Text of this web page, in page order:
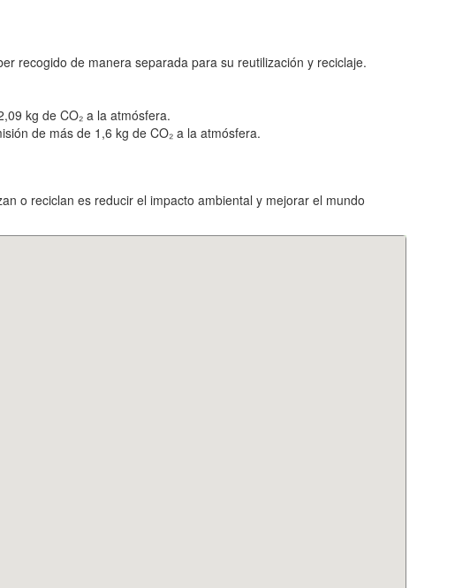
recogido de manera separada para su reutilización y reciclaje.
kg de CO₂ a la atmósfera.
de más de 1,6 kg de CO₂ a la atmósfera.
o reciclan es reducir el impacto ambiental y mejorar el mundo